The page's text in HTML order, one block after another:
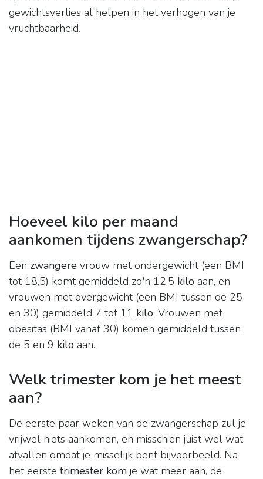
gewichtsverlies al helpen in het verhogen van je
vruchtbaarheid.
Hoeveel kilo per maand
aankomen tijdens zwangerschap?
Een zwangere vrouw met ondergewicht (een BMI
tot 18,5) komt gemiddeld zo'n 12,5 kilo aan, en
vrouwen met overgewicht (een BMI tussen de 25
en 30) gemiddeld 7 tot 11 kilo. Vrouwen met
obesitas (BMI vanaf 30) komen gemiddeld tussen
de 5 en 9 kilo aan.
Welk trimester kom je het meest
aan?
De eerste paar weken van de zwangerschap zul je
vrijwel niets aankomen, en misschien juist wel wat
afvallen omdat je misselijk bent bijvoorbeeld. Na
het eerste trimester kom je wat meer aan, de